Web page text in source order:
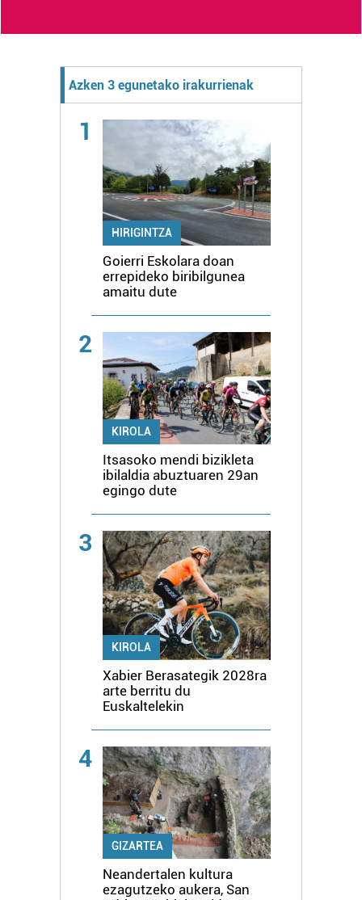
Azken 3 egunetako irakurrienak
1
HIRIGINTZA
Goierri Eskolara doan
errepideko biribilgunea
amaitu dute
2
KIROLA
Itsasoko mendi bizikleta
ibilaldia abuztuaren 29an
egingo dute
3
KIROLA
Xabier Berasategik 2028ra
arte berritu du
Euskaltelekin
4
GIZARTEA
Neandertalen kultura
ezagutzeko aukera, San